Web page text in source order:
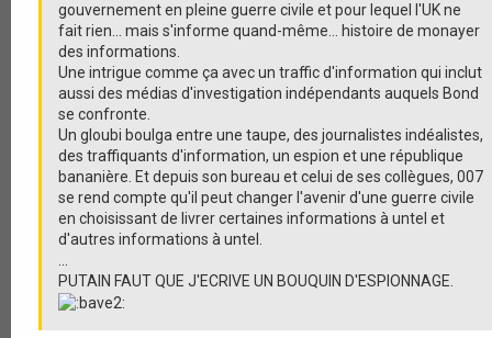
gouvernement en pleine guerre civile et pour lequel l'UK ne
fait rien... mais s'informe quand-même... histoire de monayer
des informations.
Une intrigue comme ça avec un traffic d'information qui inclut
aussi des médias d'investigation indépendants auquels Bond
se confronte.
Un gloubi boulga entre une taupe, des journalistes indéalistes,
des traffiquants d'information, un espion et une république
bananière. Et depuis son bureau et celui de ses collègues, 007
se rend compte qu'il peut changer l'avenir d'une guerre civile
en choisissant de livrer certaines informations à untel et
d'autres informations à untel.
...
PUTAIN FAUT QUE J'ECRIVE UN BOUQUIN D'ESPIONNAGE.